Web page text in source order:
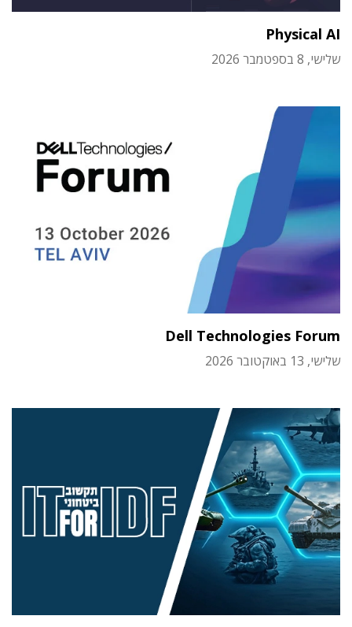
Physical AI
שלישי, 8 בספטמבר 2026
Dell Technologies Forum
שלישי, 13 באוקטובר 2026